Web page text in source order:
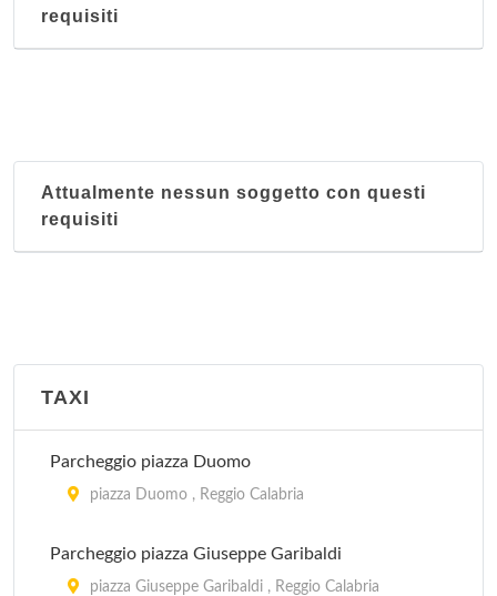
requisiti
Attualmente nessun soggetto con questi
requisiti
TAXI
Parcheggio piazza Duomo
piazza Duomo , Reggio Calabria
Parcheggio piazza Giuseppe Garibaldi
piazza Giuseppe Garibaldi , Reggio Calabria